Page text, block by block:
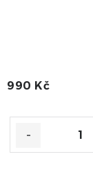
990 Kč